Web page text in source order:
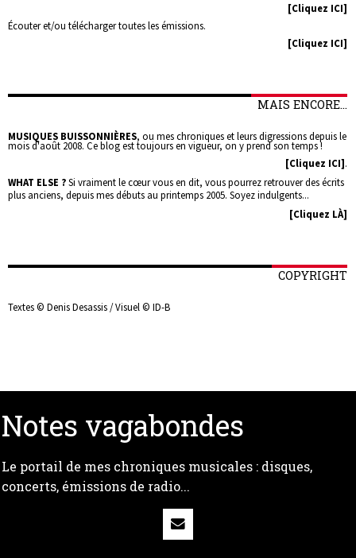
[Cliquez ICI]
Écouter et/ou télécharger toutes les émissions.
[Cliquez ICI]
MAIS ENCORE...
MUSIQUES BUISSONNIÈRES, ou mes chroniques et leurs digressions depuis le
mois d'août 2008. Ce blog est toujours en vigueur, on y prend son temps !
[Cliquez ICI].
WHAT ELSE ?Si vraiment le cœur vous en dit, vous pourrez retrouver des écrits
plus anciens, depuis mes débuts au printemps 2005. Soyez indulgents...
[Cliquez LÀ]
COPYRIGHT
Textes © Denis Desassis / Visuel © ID-B
Notes vagabondes
Le portail de mes chroniques musicales : disques,
concerts, émissions de radio...